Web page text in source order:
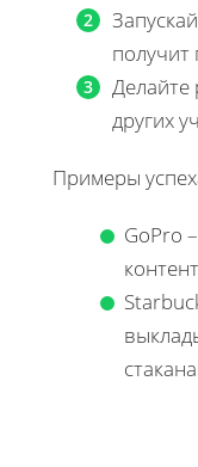
получит
Делайте
других
Примеры
GoPro